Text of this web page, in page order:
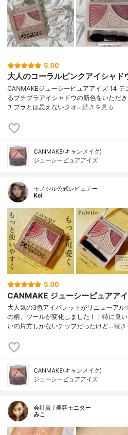
5.00
大人のコーラルピンクアイシャド
CANMAKEジューシーピュアアイズ 14 テ
るプチプラアイシャドウの新色をいただ
チプラとは思えないクオ…続きを見る
CANMAKE(キャンメイク)
ジューシーピュアアイズ
モノシル公式レビュアー
Kei
5.00
CANMAKE ジューシーピュアア
大人気の3色アイパレットがリニューアル
の柄、ツールが変化しました！！特に良
いの片方しかないチップだったけど…続き
CANMAKE(キャンメイク)
ジューシーピュアアイズ
会社員 / 美容モニター
みこ